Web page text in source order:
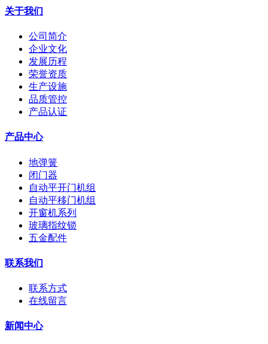
关于我们
公司简介
企业文化
发展历程
荣誉资质
生产设施
品质管控
产品认证
产品中心
地弹簧
闭门器
自动平开门机组
自动平移门机组
开窗机系列
玻璃指纹锁
五金配件
联系我们
联系方式
在线留言
新闻中心